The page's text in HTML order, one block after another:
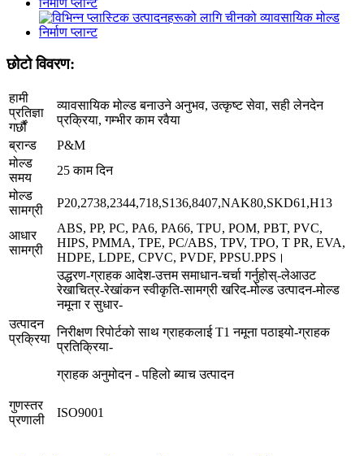
छोटो विवरण:
हामी
प्रतिज्ञा
गर्छौं
व्यावसायिक मोल्ड बनाउने अनुभव, उत्कृष्ट सेवा, सही लेनदेन
प्रक्रिया, गम्भीर काम रवैया
ब्रान्ड
P&M
मोल्ड
समय
25 काम दिन
मोल्ड
सामग्री
P20,2738,2344,718,S136,8407,NAK80,SKD61,H13
आधार
सामग्री
ABS, PP, PC, PA6, PA66, TPU, POM, PBT, PVC,
HIPS, PMMA, TPE, PC/ABS, TPV, TPO, T PR, EVA,
HDPE, LDPE, CPVC, PVDF, PPSU.PPS।
उत्पादन
प्रक्रिया
उद्धरण-ग्राहक आदेश-उत्तम समाधान-चर्चा गर्नुहोस्-लेआउट
रेखाचित्र-रेखांकन स्वीकृति-सामग्री खरिद-मोल्ड उत्पादन-मोल्ड
नमूना र सुधार-
निरीक्षण रिपोर्टको साथ ग्राहकलाई T1 नमूना पठाइयो-ग्राहक
प्रतिक्रिया-
ग्राहक अनुमोदन - पहिलो ब्याच उत्पादन
गुणस्तर
प्रणाली
ISO9001